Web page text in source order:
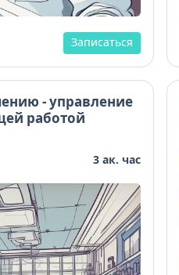
Записаться
- управление
работой
3 ак. час